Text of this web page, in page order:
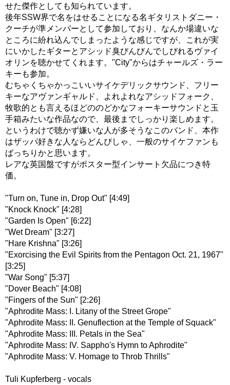
せた傑作としても知られています。
後年SSW界で名をはせることになる名ギタリストダニー・
クーチが準メンバーとして参加しており、なんか場違いな
ところに紛れ込んでしまったような感じですが、これが実
にいかしたギターとアシッド臭びんびんでしびれるヴァイ
オリンを聴かせてくれます。"City"からはチャールズ・ラー
キーも参加。
むちゃくちゃかっこいいサイケデリックサウンド、フリー
キーなアヴァンギャルド、よれよれなアシッドフォーク、
牧歌的とも言えるほどののどかなフォーキーサウンドと玉
手箱みたいな作品なので、最後までしっかり楽しめます。
というわけで聴かず嫌いな人が多そうなこのバンド、本作
はザッパ好きな人ならどんぴしゃ、一般のサイケファンも
ばっちりかと思います。
レアな英国盤ですがポスター型インサート欠品につき特
価。
"Turn on, Tune in, Drop Out" [4:49]
"Knock Knock" [4:28]
"Garden Is Open" [6:22]
"Wet Dream" [3:27]
"Hare Krishna" [3:26]
"Exorcising the Evil Spirits from the Pentagon Oct. 21, 1967"
[3:25]
"War Song" [5:37]
"Dover Beach" [4:08]
"Fingers of the Sun" [2:26]
"Aphrodite Mass: I. Litany of the Street Grope"
"Aphrodite Mass: II. Genuflection at the Temple of Squack"
"Aphrodite Mass: III. Petals in the Sea"
"Aphrodite Mass: IV. Sappho's Hymn to Aphrodite"
"Aphrodite Mass: V. Homage to Throb Thrills"
Tuli Kupferberg - vocals